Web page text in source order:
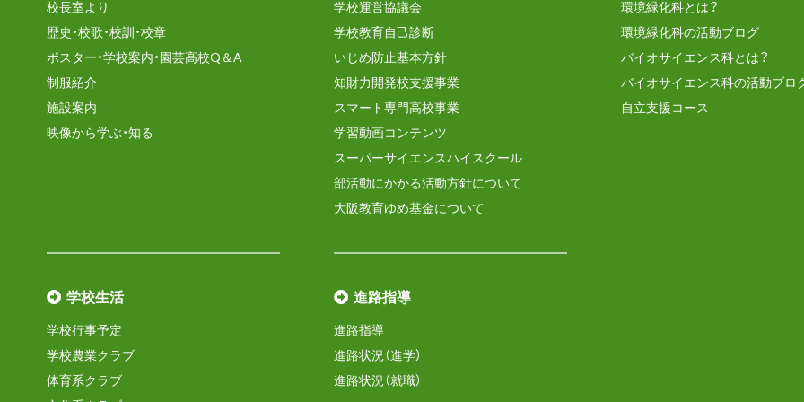
校長室より
歴史・校歌・校訓・校章
ポスター・学校案内・園芸高校Q＆A
制服紹介
施設案内
映像から学ぶ・知る
学校運営協議会
学校教育自己診断
いじめ防止基本方針
知財力開発校支援事業
スマート専門高校事業
学習動画コンテンツ
スーパーサイエンスハイスクール
部活動にかかる活動方針について
大阪教育ゆめ基金について
環境緑化科とは？
環境緑化科の活動ブログ
バイオサイエンス科とは？
バイオサイエンス科の活動ブロ
自立支援コース
学校生活
学校行事予定
学校農業クラブ
体育系クラブ
進路指導
進路指導
進路状況（進学）
進路状況（就職）